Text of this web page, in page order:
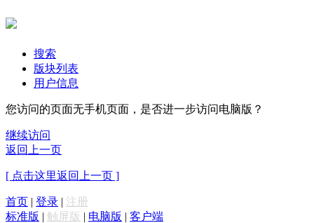
搜索
版块列表
用户信息
您访问的页面无手机页面，是否进一步访问电脑版？
继续访问
返回上一页
[ 点击这里返回上一页 ]
首页 | 登录 | 注册
标准版 | 触屏版 | 电脑版 | 客户端